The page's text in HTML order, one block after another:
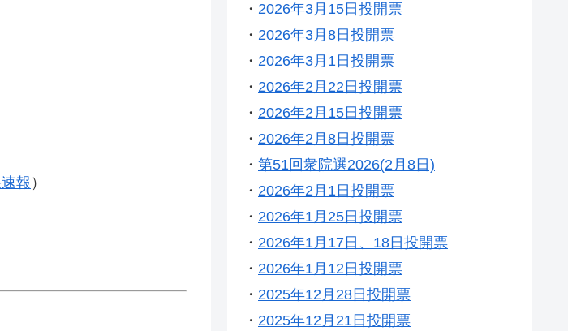
報 ）
・ 2026年3月15日投開票
・ 2026年3月8日投開票
・ 2026年3月1日投開票
・ 2026年2月22日投開票
・ 2026年2月15日投開票
・ 2026年2月8日投開票
・ 第51回衆院選2026(2月8日)
・ 2026年2月1日投開票
・ 2026年1月25日投開票
・ 2026年1月17日、18日投開票
・ 2026年1月12日投開票
・ 2025年12月28日投開票
・ 2025年12月21日投開票